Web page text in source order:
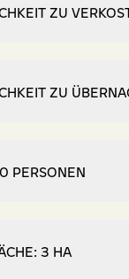
ZU
ZU
PERSONEN
3 HA